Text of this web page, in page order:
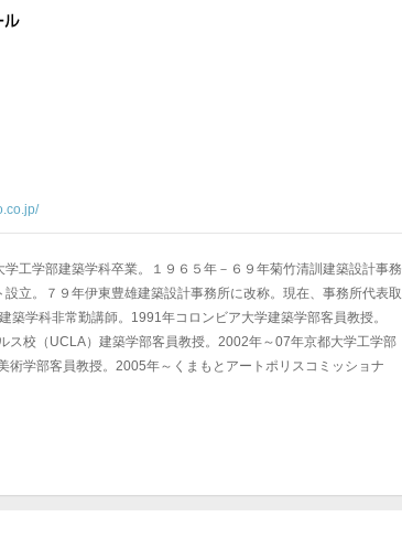
工学部建築学科卒業。１９６５年－６９年菊竹清訓建築設計事務
立。７９年伊東豊雄建築設計事務所に改称。現在、事務所代表取
築学科非常勤講師。1991年コロンビア大学建築学部客員教授。
ス校（UCLA）建築学部客員教授。2002年～07年京都大学工学部
術学部客員教授。2005年～くまもとアートポリスコミッショナ